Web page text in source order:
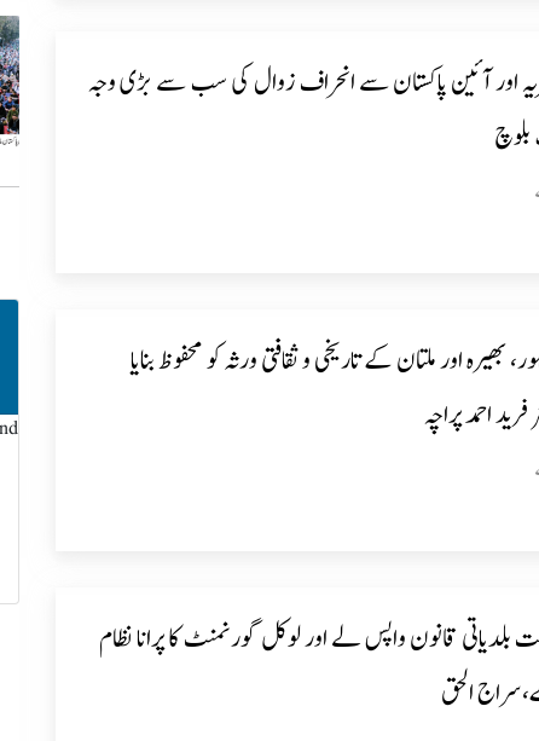
اور آئین پاکستان سے انحراف زوال کی سب سے بڑی وجہ
بھیرہ اور ملتان کے تاریخی و ثقافتی ورثہ کو محفوظ بنایا
احمد پراچہ
بلدیاتی قانون واپس لے اور لوکل گورنمنٹ کا پرانا نظام
الحق